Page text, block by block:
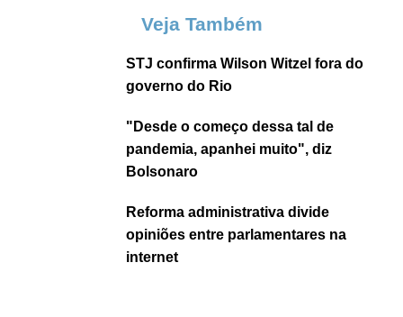
Veja Também
STJ confirma Wilson Witzel fora do
governo do Rio
"Desde o começo dessa tal de
pandemia, apanhei muito", diz
Bolsonaro
Reforma administrativa divide
opiniões entre parlamentares na
internet